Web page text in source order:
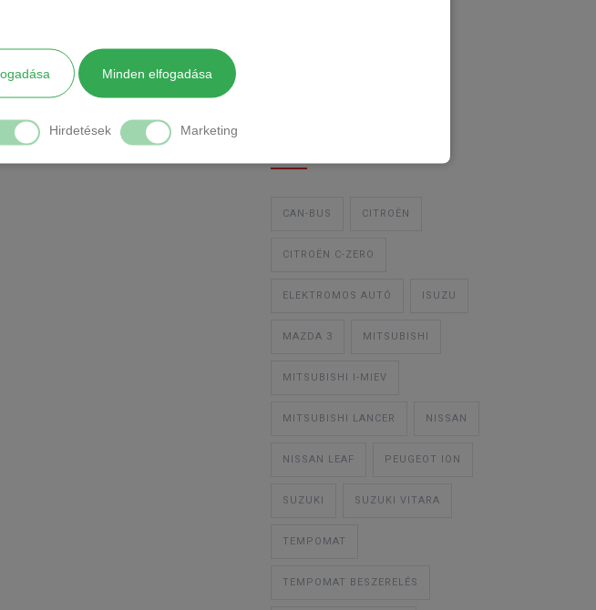
Minden elfogadása
Hirdetések Marketing
CAN-BUS CITROËN
CITROËN C-ZERO
ELEKTROMOS AUTÓ ISUZU
MAZDA 3 MITSUBISHI
MITSUBISHI I-MIEV
MITSUBISHI LANCER NISSAN
NISSAN LEAF PEUGEOT ION
SUZUKI SUZUKI VITARA
TEMPOMAT
TEMPOMAT BESZERELÉS